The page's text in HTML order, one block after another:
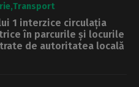
Transport
1 interzice circulația
în parcurile și locurile
de autoritatea locală